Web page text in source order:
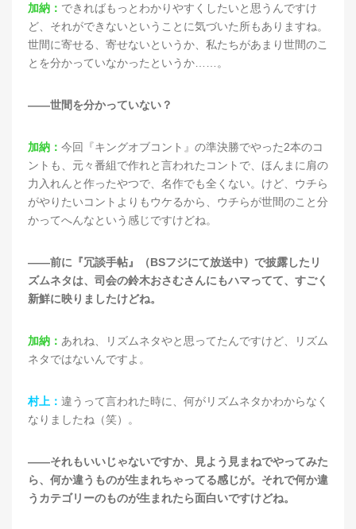
加納： できればもっとわかりやすくしたいと思うんですけ
ど、それができないということに気づいた所もありますね。
世間に寄せる、寄せないというか、私たちがあまり世間のこ
とを分かっていなかったというか……。
——世間を分かっていない？
加納： 今回『キングオブコント』の準決勝でやった2本のコ
ントも、元々番組で作れと言われたコントで、ほんまに肩の
力入れんと作ったやつで、名作でも全くない。けど、ウチら
がやりたいコントよりもウケるから、ウチらが世間のこと分
かってへんなという感じですけどね。
——前に『冗談手帖』（BSフジにて放送中）で披露したリ
ズムネタは、司会の鈴木おさむさんにもハマってて、すごく
新鮮に映りましたけどね。
加納： あれね、リズムネタやと思ってたんですけど、リズム
ネタではないんですよ。
村上： 違うって言われた時に、何がリズムネタかわからなく
なりましたね（笑）。
——それもいいじゃないですか、見よう見まねでやってみた
ら、何か違うものが生まれちゃってる感じが。それで何か違
うカテゴリーのものが生まれたら面白いですけどね。